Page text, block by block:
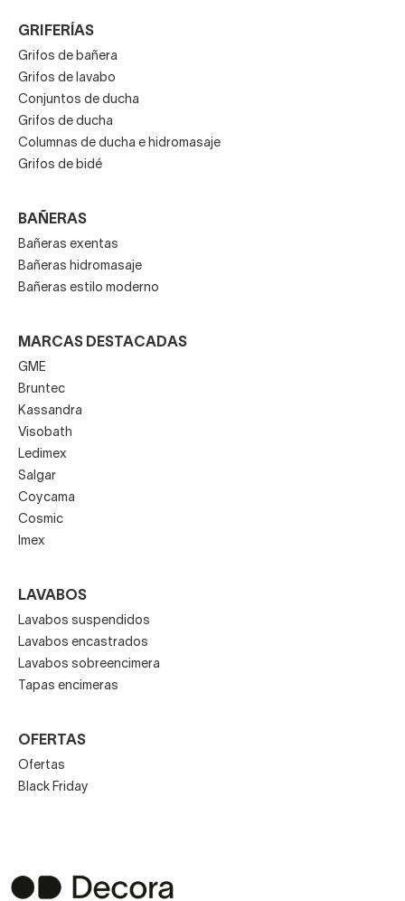
GRIFERÍAS
Grifos de bañera
Grifos de lavabo
Conjuntos de ducha
Grifos de ducha
Columnas de ducha e hidromasaje
Grifos de bidé
BAÑERAS
Bañeras exentas
Bañeras hidromasaje
Bañeras estilo moderno
MARCAS DESTACADAS
GME
Bruntec
Kassandra
Visobath
Ledimex
Salgar
Coycama
Cosmic
Imex
LAVABOS
Lavabos suspendidos
Lavabos encastrados
Lavabos sobreencimera
Tapas encimeras
OFERTAS
Ofertas
Black Friday